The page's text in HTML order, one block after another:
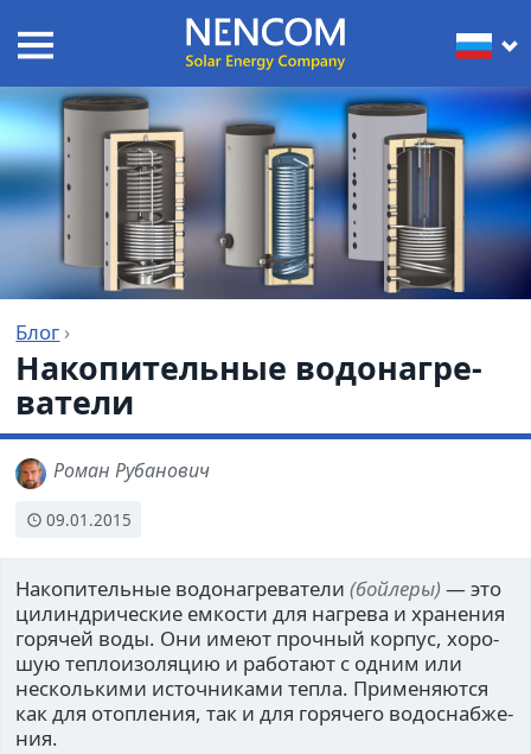
Блог ›
Накопи­тель­ные водо­на­гре­
ватели
Роман Рубанович
09.01.2015
Накопи­тель­ные водо­на­гре­ва­тели(бой­леры) — это
цилин­дри­че­ские емко­сти для нагрева и хра­не­ния
горя­чей воды. Они имеют проч­ный корпус, хоро­
шую теп­ло­изо­ля­цию и рабо­тают с одним или
несколь­кими источ­ни­ками тепла. Применя­ются
как для отоп­ле­ния, так и для горя­чего водо­снаб­же­
ния.